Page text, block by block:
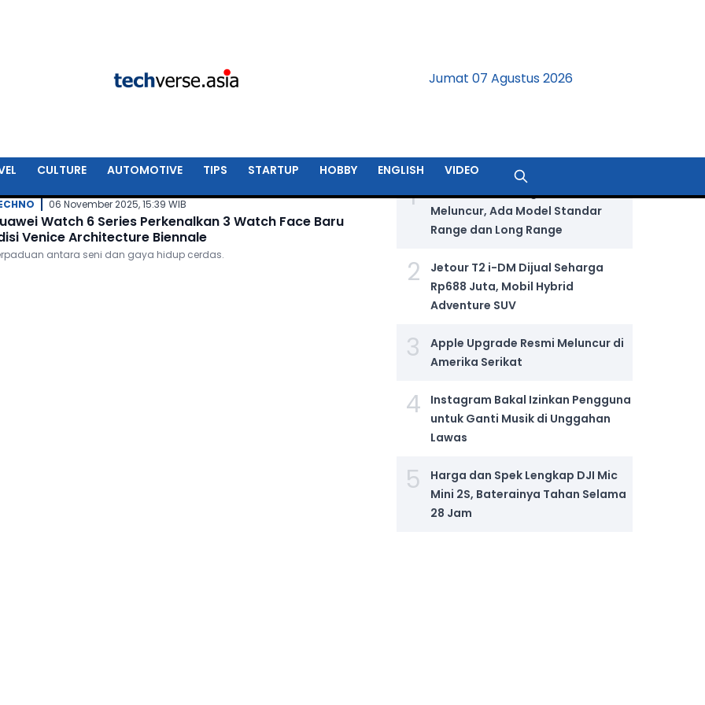
Jumat 07 Agustus 2026
CULTURE AUTOMOTIVE TIPS STARTUP HOBBY ENGLISH VIDEO
06 November 2025, 15:39 WIB
Watch 6 Series Perkenalkan 3 Watch Face Baru
Venice Architecture Biennale
antara seni dan gaya hidup cerdas.
1
GIIAS 2026: Wuling Aira Ev Resmi
Meluncur, Ada Model Standar
Range dan Long Range
2
Jetour T2 i-DM Dijual Seharga
Rp688 Juta, Mobil Hybrid
Adventure SUV
3
Apple Upgrade Resmi Meluncur di
Amerika Serikat
4
Instagram Bakal Izinkan Pengguna
untuk Ganti Musik di Unggahan
Lawas
5
Harga dan Spek Lengkap DJI Mic
Mini 2S, Baterainya Tahan Selama
28 Jam